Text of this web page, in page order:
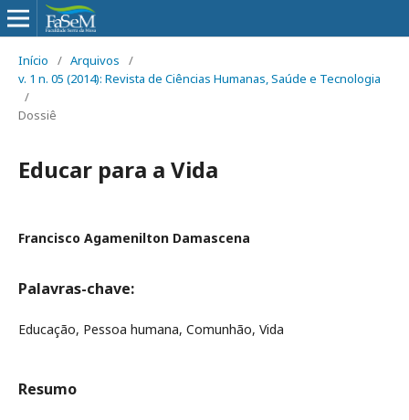
Início / Arquivos
/
v. 1 n. 05 (2014): Revista de Ciências Humanas, Saúde e Tecnologia
/
Dossiê
Educar para a Vida
Francisco Agamenilton Damascena
Palavras-chave:
Educação, Pessoa humana, Comunhão, Vida
Resumo